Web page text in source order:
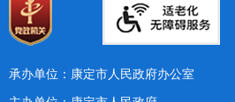
承办单位：康定市人民政府办公室